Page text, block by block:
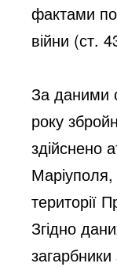
фактами
війни (ст.
За даними
року
здійснено
Маріуполя,
території
Згідно